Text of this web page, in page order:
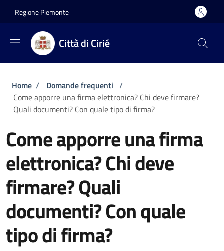
Regione Piemonte
Città di Cirié
Briciole di pane
Home / Domande frequenti /
Come apporre una firma elettronica? Chi deve firmare?
Quali documenti? Con quale tipo di firma?
Come apporre una firma
elettronica? Chi deve
firmare? Quali
documenti? Con quale
tipo di firma?